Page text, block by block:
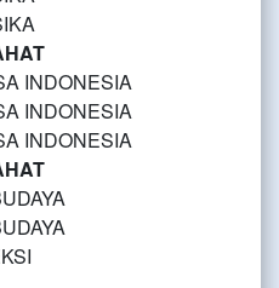
INDONESIA
INDONESIA
INDONESIA